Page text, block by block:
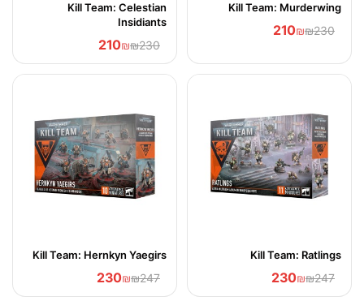
Kill Team: Murderwing
₪230
₪
210
Kill Team: Celestian
Insidiants
₪230
₪
210
Kill Team: Ratlings
₪247
₪
230
Kill Team: Hernkyn Yaegirs
₪247
₪
230